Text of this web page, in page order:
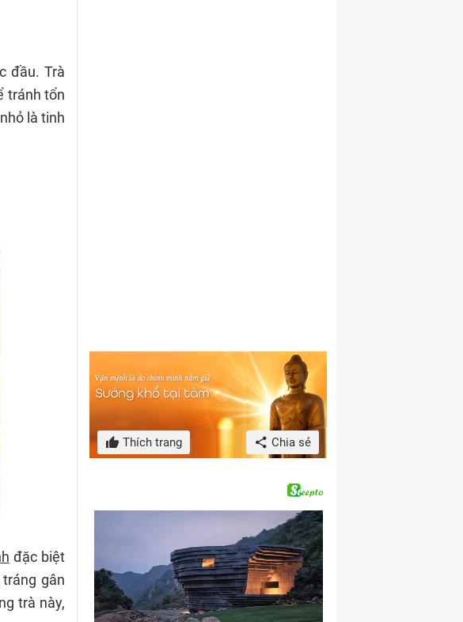
đầu. Trà
tránh tổn
là tinh
đặc biệt
gân
trà này,
Thích trang Chia sẻ